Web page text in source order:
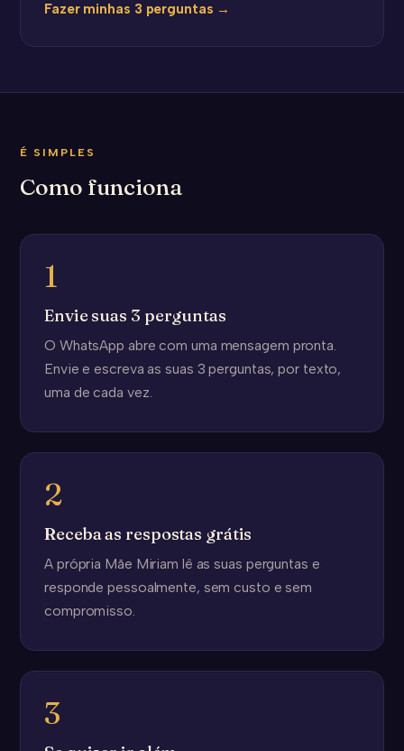
Fazer minhas 3 perguntas →
É SIMPLES
Como funciona
1
Envie suas 3 perguntas
O WhatsApp abre com uma mensagem pronta.
Envie e escreva as suas 3 perguntas, por texto,
uma de cada vez.
2
Receba as respostas grátis
A própria Mãe Miriam lê as suas perguntas e
responde pessoalmente, sem custo e sem
compromisso.
3